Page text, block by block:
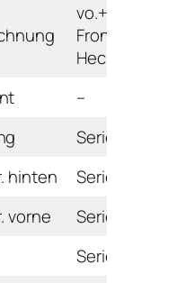
vo.+hi. mit
Front- und
Heckkamera
–
Serie
hinten
Serie
vorne
Serie
Serie